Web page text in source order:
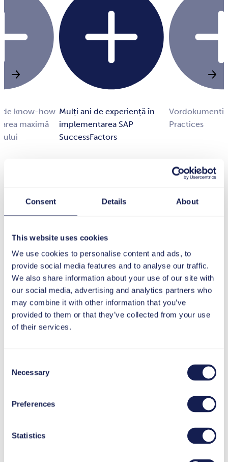
Consent Details About
This website uses cookies
We use cookies to personalise content and ads, to
provide social media features and to analyse our traffic.
We also share information about your use of our site with
our social media, advertising and analytics partners who
may combine it with other information that you’ve
provided to them or that they’ve collected from your use
of their services.
Selection
Necessary
Preferences
Statistics
Mulți ani de experiență în
implementarea SAP
SuccessFactors
Practices
de know-how
maximă
Colaborarea strânsă cu consultanții
experimentați de la tts a deschis calea pentru
Albert Tomaj